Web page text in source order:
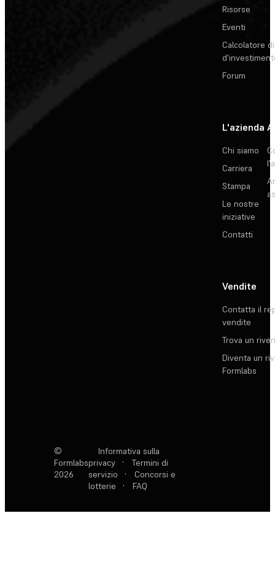
Risorse
Eventi
Calcolatore
Forum
L'azienda
Chi siamo
Carriera
Stampa
Le nostre
iniziative
Contatti
Vendite
Contatta il
vendite
Trova un
Diventa un
Formlabs
©
Formlabs
2026
Informativa sulla
privacy
·
Termini di
servizio
·
Concorsi e
lotterie
· FAQ